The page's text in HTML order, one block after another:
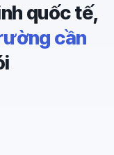
quốc tế,
cần